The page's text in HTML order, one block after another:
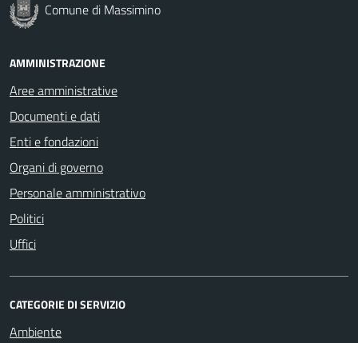
Comune di Massimino
AMMINISTRAZIONE
Aree amministrative
Documenti e dati
Enti e fondazioni
Organi di governo
Personale amministrativo
Politici
Uffici
CATEGORIE DI SERVIZIO
Ambiente